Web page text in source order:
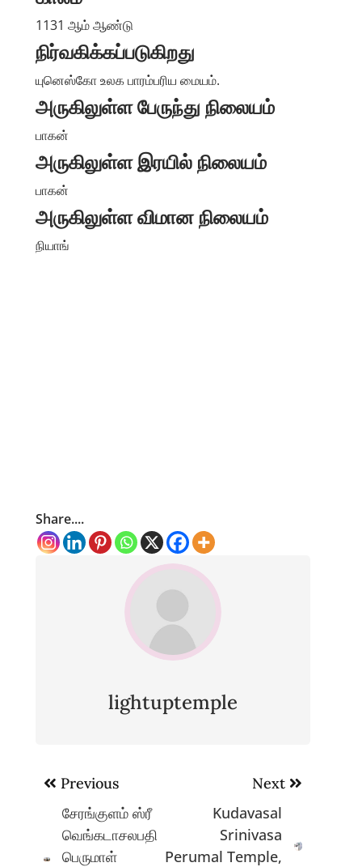
1131 ஆம் ஆண்டு
நிர்வகிக்கப்படுகிறது
யுனெஸ்கோ உலக பாரம்பரிய மையம்.
அருகிலுள்ள பேருந்து நிலையம்
பாகன்
அருகிலுள்ள இரயில் நிலையம்
பாகன்
அருகிலுள்ள விமான நிலையம்
நியாங்
Share....
lightuptemple
Post
navigation
Previous
சேரங்குளம் ஸ்ரீ
வெங்கடாசலபதி
பெருமாள்
Next
Kudavasal
Srinivasa
Perumal Temple,